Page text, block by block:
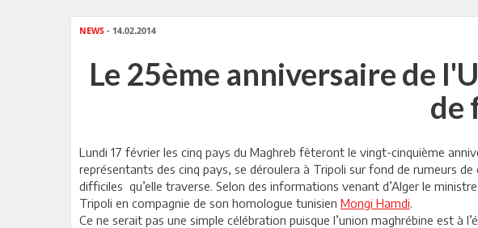
NEWS - 14.02.2014
Le 25ème anniversaire de
de
Lundi 17 février les cinq pays du Maghreb fêteront le vingt-cinquième
représentants des cinq pays, se déroulera à Tripoli sur fond de rumeurs
difficiles qu’elle traverse. Selon des informations venant d’Alger le
Tripoli en compagnie de son homologue tunisien Mongi Hamdi.
Ce ne serait pas une simple célébration puisque l’union maghrébine est